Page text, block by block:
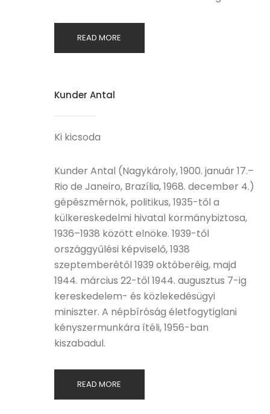
READ MORE
Kunder Antal
Ki kicsoda
Kunder Antal (Nagykároly, 1900. január 17.–
Rio de Janeiro, Brazília, 1968. december 4.)
gépészmérnök, politikus, 1935-től a
külkereskedelmi hivatal kormánybiztosa,
1936–1938 között elnöke. 1939-től
országgyűlési képviselő, 1938
szeptemberétől 1939 októberéig, majd
1944. március 22-től 1944. augusztus 7-ig
kereskedelem- és közlekedésügyi
miniszter. A népbíróság életfogytiglani
kényszermunkára ítéli, 1956-ban
kiszabadul.
READ MORE